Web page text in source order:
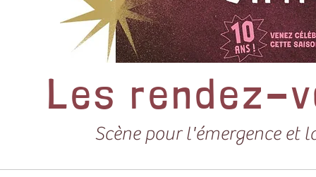
Les rendez-
Scène pour l'émergence et